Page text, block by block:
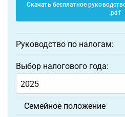
Скачать бесплатное
.pdf
Руководство по налогам:
Выбор налогового года:
Семейное положение